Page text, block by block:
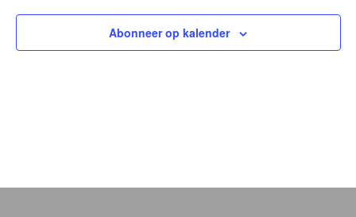
Abonneer op kalender